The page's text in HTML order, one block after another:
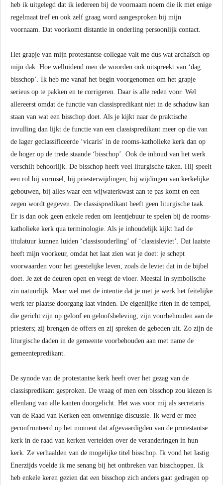
heb ik uitgelegd dat ik iedereen bij de voornaam noem die ik met enige
regelmaat tref en ook zelf graag word aangesproken bij mijn
voornaam. Dat voorkomt distantie in onderling persoonlijk contact.
Het grapje van mijn protestantse collegae valt me dus wat archaïsch op
mijn dak. Hoe welluidend men de woorden ook uitspreekt van ‘dag
bisschop’. Ik heb me vanaf het begin voorgenomen om het grapje
serieus op te pakken en te corrigeren. Daar is alle reden voor. Wel
allereerst omdat de functie van classispredikant niet in de schaduw kan
staan van wat een bisschop doet. Als je kijkt naar de praktische
invulling dan lijkt de functie van een classispredikant meer op die van
de lager geclassificeerde ‘vicaris’ in de rooms-katholieke kerk dan op
de hoger op de trede staande ‘bisschop’. Ook de inhoud van het werk
verschilt behoorlijk. De bisschop heeft veel liturgische taken. Hij speelt
een rol bij vormsel, bij priesterwijdingen, bij wijdingen van kerkelijke
gebouwen, bij alles waar een wijwaterkwast aan te pas komt en een
zegen wordt gegeven. De classispredikant heeft geen liturgische taak.
Er is dan ook geen enkele reden om leentjebuur te spelen bij de rooms-
katholieke kerk qua terminologie. Als je inhoudelijk kijkt had de
titulatuur kunnen luiden ‘classisouderling’ of ‘classisleviet’. Dat laatste
heeft mijn voorkeur, omdat het laat zien wat je doet: je schept
voorwaarden voor het geestelijke leven, zoals de leviet dat in de bijbel
doet. Je zet de deuren open en veegt de vloer. Meestal in symbolische
zin natuurlijk. Maar wel met de intentie dat je met je werk het feitelijke
werk ter plaatse doorgang laat vinden. De eigenlijke riten in de tempel,
die gericht zijn op geloof en geloofsbeleving, zijn voorbehouden aan de
priesters; zij brengen de offers en zij spreken de gebeden uit. Zo zijn de
liturgische daden in de gemeente voorbehouden aan met name de
gemeentepredikant.
De synode van de protestantse kerk heeft over het gezag van de
classispredikant gesproken. De vraag of men een bisschop zou kiezen is
ellenlang van alle kanten doorgelicht. Het was voor mij als secretaris
van de Raad van Kerken een onwennige discussie. Ik werd er mee
geconfronteerd op het moment dat afgevaardigden van de protestantse
kerk in de raad van kerken vertelden over de veranderingen in hun
kerk. Ze verhaalden van de mogelijke titel bisschop. Ik vond het lastig.
Enerzijds voelde ik me senang bij het ontbreken van bisschoppen. Ik
heb enkele keren gezien dat een bisschop zich anders gaat gedragen op